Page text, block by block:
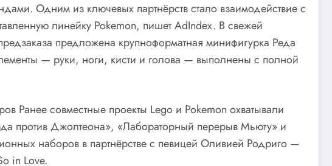
Одним из ключевых партнёрств стало взаимодействие с
линейку Pokemon, пишет AdIndex. В свежей
предложена крупноформатная минифигурка Реда
— руки, ноги, кисти и голова — выполнены с полной
Ранее совместные проекты Lego и Pokemon охватывали
против Джолтеона», «Лабораторный перерыв Мьюту» и
наборов в партнёрстве с певицей Оливией Родриго —
in Love.